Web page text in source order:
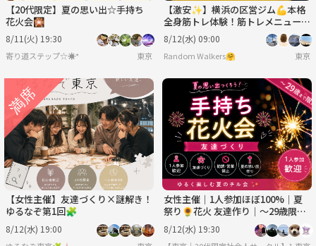
【20代限定】夏の思い出☆手持ち
花火会🎇
8/11(火) 19:30
寄り道ステップ☆☀︎* 東京
【激安✨️】横浜の区営ジム💪本格
全身筋トレ体験！筋トレメニューを
覚えて実践！少しキツめですが達成
感MAX✨
8/12(水) 09:00
Random Walkers🤗 東京
【女性主催】友達づくり×謎解き！
ゆるなぞ第1回🧩
8/12(水) 19:00
女性主催｜1人参加ほぼ100%｜夏
祭り🌻花火 友達作り｜〜29歳限
定 友達作り
8/12(水) 19:30